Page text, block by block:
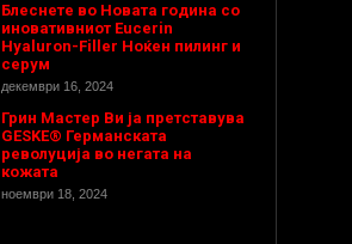
Блеснете во Новата година со
иновативниот Eucerin
Hyaluron-Filler Ноќен пилинг и
серум
декември 16, 2024
Грин Мастер Ви ја претставува
GESKE® Германската
револуција во негата на
кожата
ноември 18, 2024